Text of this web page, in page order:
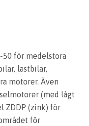
50 för medelstora
lastbilar,
motorer. Även
(med lågt
ZDDP (zink) för
för